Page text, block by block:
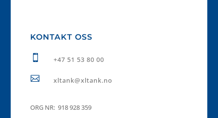
KONTAKT OSS
 +47 51 53 80 00
 xltank@xltank.no
ORG NR: 918 928 359